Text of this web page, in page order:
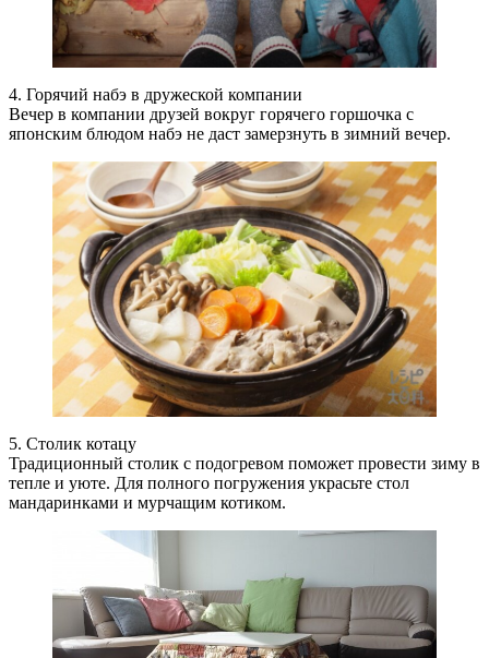
4. Горячий набэ в дружеской компании
Вечер в компании друзей вокруг горячего горшочка с
японским блюдом набэ не даст замерзнуть в зимний вечер.
5. Столик котацу
Традиционный столик с подогревом поможет провести зиму в
тепле и уюте. Для полного погружения украсьте стол
мандаринками и мурчащим котиком.